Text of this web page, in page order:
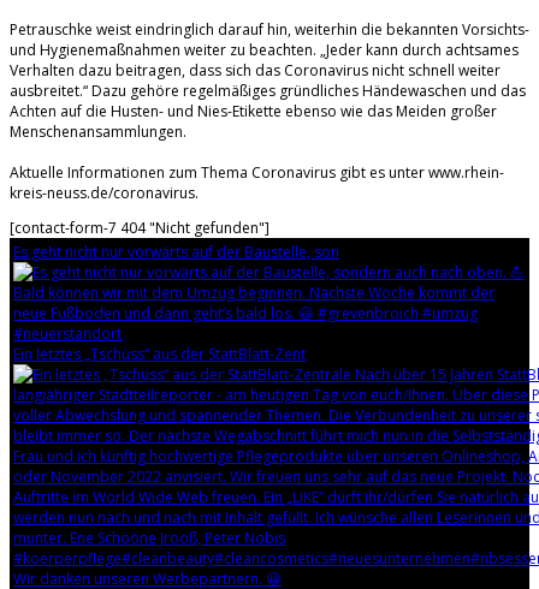
Petrauschke weist eindringlich darauf hin, weiterhin die bekannten Vorsichts-
und Hygienemaßnahmen weiter zu beachten. „Jeder kann durch achtsames
Verhalten dazu beitragen, dass sich das Coronavirus nicht schnell weiter
ausbreitet.“ Dazu gehöre regelmäßiges gründliches Händewaschen und das
Achten auf die Husten- und Nies-Etikette ebenso wie das Meiden großer
Menschenansammlungen.
Aktuelle Informationen zum Thema Coronavirus gibt es unter www.rhein-
kreis-neuss.de/coronavirus.
[contact-form-7 404 "Nicht gefunden"]
Es geht nicht nur vorwärts auf der Baustelle, son
Ein letztes „Tschüss“ aus der StattBlatt-Zent
Wir danken unseren Werbepartnern. 😀